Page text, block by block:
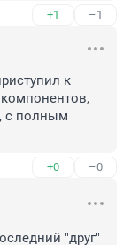
+1 –1
к
с полным
+0 –0
"друг"